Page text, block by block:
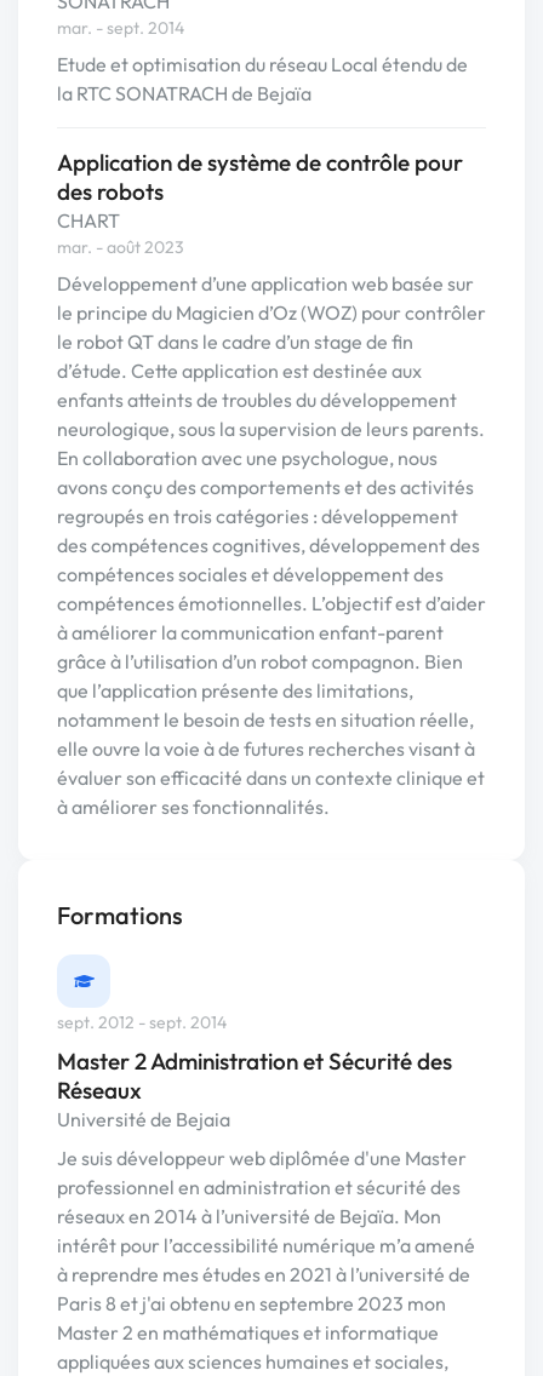
mar. - sept. 2014
Etude et optimisation du réseau Local étendu de
la RTC SONATRACH de Bejaïa
Application de système de contrôle pour
des robots
CHART
mar. - août 2023
Développement d’une application web basée sur
le principe du Magicien d’Oz (WOZ) pour contrôler
le robot QT dans le cadre d’un stage de fin
d’étude. Cette application est destinée aux
enfants atteints de troubles du développement
neurologique, sous la supervision de leurs parents.
En collaboration avec une psychologue, nous
avons conçu des comportements et des activités
regroupés en trois catégories : développement
des compétences cognitives, développement des
compétences sociales et développement des
compétences émotionnelles. L’objectif est d’aider
à améliorer la communication enfant-parent
grâce à l’utilisation d’un robot compagnon. Bien
que l’application présente des limitations,
notamment le besoin de tests en situation réelle,
elle ouvre la voie à de futures recherches visant à
évaluer son efficacité dans un contexte clinique et
à améliorer ses fonctionnalités.
Formations
sept. 2012 - sept. 2014
Master 2 Administration et Sécurité des
Réseaux
Université de Bejaia
Je suis développeur web diplômée d'une Master
professionnel en administration et sécurité des
réseaux en 2014 à l’université de Bejaïa. Mon
intérêt pour l’accessibilité numérique m’a amené
à reprendre mes études en 2021 à l’université de
Paris 8 et j'ai obtenu en septembre 2023 mon
Master 2 en mathématiques et informatique
appliquées aux sciences humaines et sociales,